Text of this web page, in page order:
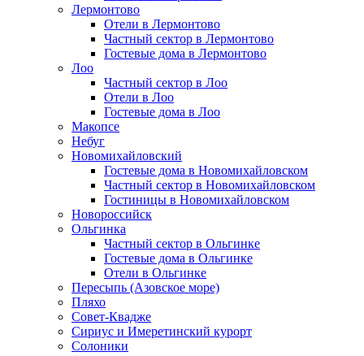
Лермонтово
Отели в Лермонтово
Частный сектор в Лермонтово
Гостевые дома в Лермонтово
Лоо
Частный сектор в Лоо
Отели в Лоо
Гостевые дома в Лоо
Макопсе
Небуг
Новомихайловский
Гостевые дома в Новомихайловском
Частный сектор в Новомихайловском
Гостиницы в Новомихайловском
Новороссийск
Ольгинка
Частный сектор в Ольгинке
Гостевые дома в Ольгинке
Отели в Ольгинке
Пересыпь (Азовское море)
Пляхо
Совет-Квадже
Сириус и Имеретинский курорт
Солоники